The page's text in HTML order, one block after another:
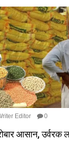
Editor 0
आसान,